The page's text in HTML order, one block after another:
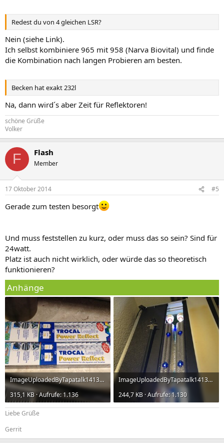
Redest du von 4 gleichen LSR?
Nein (siehe Link).
Ich selbst kombiniere 965 mit 958 (Narva Biovital) und finde
die Kombination nach langen Probieren am besten.
Becken hat exakt 232l
Na, dann wird´s aber Zeit für Reflektoren!
schöne Grüße
Volker
F Flash
Member
17 Oktober 2014 #5
Gerade zum testen besorgt
Und muss feststellen zu kurz, oder muss das so sein? Sind für
24watt.
Platz ist auch nicht wirklich, oder würde das so theoretisch
funktionieren?
Anhänge
ImageUploadedByTapatalk1413565493.089094.jpg
315,1 KB · Aufrufe: 1.136
ImageUploadedByTapatalk1413566143.406217.jpg
244,7 KB · Aufrufe: 1.130
Liebe Grüße
Gerrit